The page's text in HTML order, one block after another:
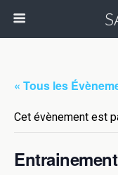
« Tous les
Cet évènement est
Entrainement